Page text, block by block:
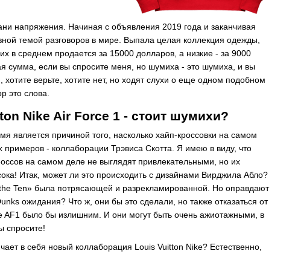
напряжения. Начиная с объявления 2019 года и заканчивая
темой разговоров в мире. Выпала целая коллекция одежды,
в среднем продается за 15000 долларов, а низкие - за 9000
сумма, если вы спросите меня, но шумиха - это шумиха, и вы
хотите верьте, хотите нет, но ходят слухи о еще одном подобном
это слова.
Nike Air Force 1 - стоит шумихи?
является причиной того, насколько хайп-кроссовки на самом
примеров - коллаборации Трэвиса Скотта. Я имею в виду, что
на самом деле не выглядят привлекательными, но их
Итак, может ли это происходить с дизайнами Вирджила Абло?
Ten» была потрясающей и разрекламированной. Но оправдают
ожидания? Что ж, они бы это сделали, но также отказаться от
AF1 было бы излишним. И они могут быть очень ажиотажными, в
спросите!
в себя новый коллаборация Louis Vuitton Nike? Естественно,